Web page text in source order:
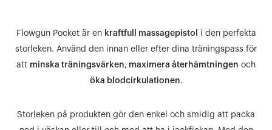
Flowgun Pocket är en kraftfull massagepistol
i den perfekta
storleken. Använd den innan eller efter dina träningspass för
att minska träningsvärken, maximera återhämtningen och
öka blodcirkulationen.
Storleken på produkten gör den enkel och smidig att packa